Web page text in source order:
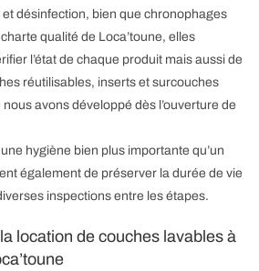
désinfection, bien que chronophages
qualité de Loca’toune, elles
l’état de chaque produit mais aussi de
réutilisables, inserts et surcouches
avons développé dès l’ouverture de
hygiène bien plus importante qu’un
également de préserver la durée de vie
inspections entre les étapes.
location de couches lavables à